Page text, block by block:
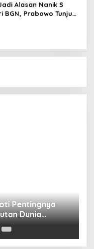
Alasan Nanik S
BGN, Prabowo Tunjuk
Pentingnya
Dunia